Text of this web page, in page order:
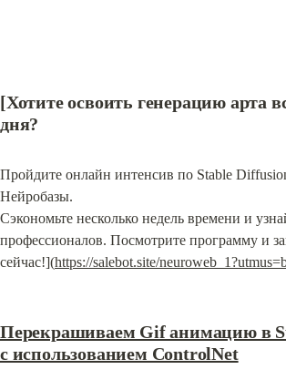
[Хотите освоить генерацию арта
дня?
Пройдите онлайн интенсив по Stable
Нейробазы.
Сэкономьте несколько недель времени и
профессионалов. Посмотрите программу и
сейчас!](https://salebot.site/
Перекрашиваем Gif анимацию в
с использованием ControlNet